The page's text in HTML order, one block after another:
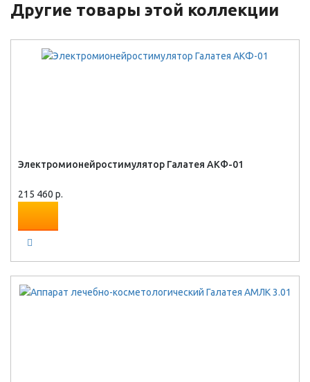
Другие товары этой коллекции
Электромионейростимулятор Галатея АКФ-01
215 460 р.